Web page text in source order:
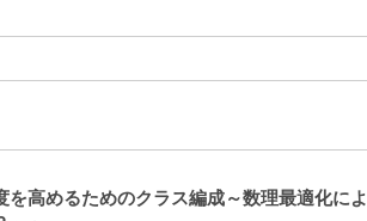
高めるためのクラス編成～数理最適化に